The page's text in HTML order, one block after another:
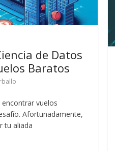
de Datos
Baratos
vuelos
Afortunadamente,
tu aliada